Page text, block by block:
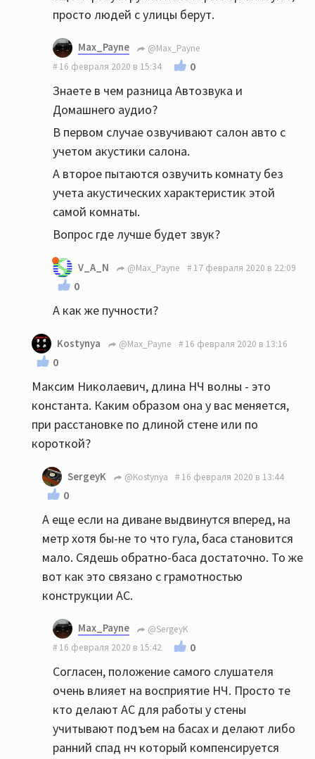
просто людей с улицы берут.
Max_Payne
@Max_Payne
16 февраля 2020 в 15:34
0
Знаете в чем разница Автозвука и
Домашнего аудио?
В первом случае озвучивают салон авто с
учетом акустики салона.
А второе пытаются озвучить комнату без
учета акустических характеристик этой
самой комнаты.
Вопрос где лучше будет звук?
V_A_N @Max_Payne 17 февраля 2020 в 22:09
0
А как же пучности?
Kostynya @Max_Payne 16 февраля 2020 в 13:16
0
Максим Николаевич, длина НЧ волны - это
константа. Каким образом она у вас меняется,
при расстановке по длиной стене или по
короткой?
SergeyK @Kostynya 16 февраля 2020 в 13:44
0
А еще если на диване выдвинутся вперед, на
метр хотя бы-не то что гула, баса становится
мало. Сядешь обратно-баса достаточно. То же
вот как это связано с грамотностью
конструкции АС.
Max_Payne
@SergeyK
16 февраля 2020 в 15:42
0
Согласен, положение самого слушателя
очень влияет на восприятие НЧ. Просто те
кто делают АС для работы у стены
учитывают подъем на басах и делают либо
ранний спад нч который компенсируется